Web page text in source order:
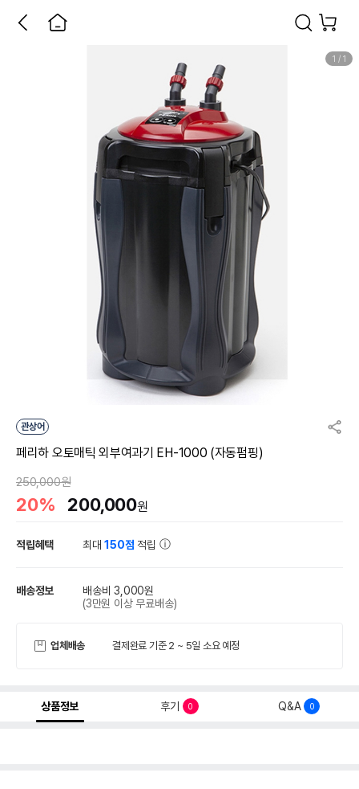
1 / 1
관상어
페리하 오토매틱 외부여과기 EH-1000 (자동펌핑)
250,000원
20% 200,000원
적립혜택 최대150점 적립
배송정보
배송비 3,000원
(3만원 이상 무료배송)
업체배송 결제완료 기준 2 ~ 5일 소요 예정
상품정보 후기 0 Q&A 0